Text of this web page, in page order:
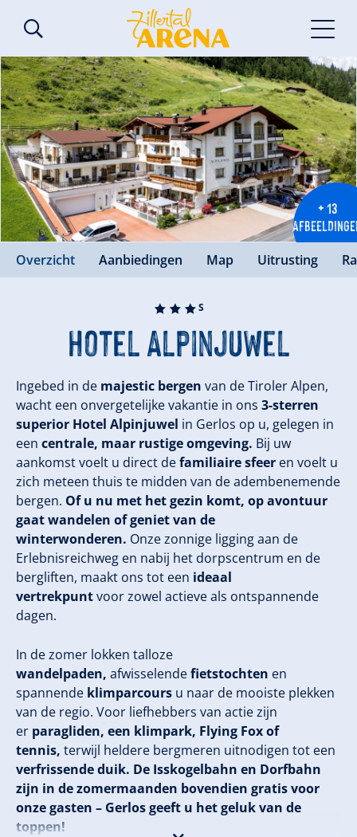
+ 13
Overzicht Aanbiedingen Map Uitrusting
🞙 🞙 🞙S
Hotel Alpinjuwel
Ingebed in de majestic bergen van de Tiroler Alpen,
wacht een onvergetelijke vakantie in ons 3-sterren
superior Hotel Alpinjuwel in Gerlos op u, gelegen in
een centrale, maar rustige omgeving. Bij uw
aankomst voelt u direct defamiliaire sfeer en voelt u
zich meteen thuis te midden van de adembenemende
bergen. Of u nu met het gezin komt, op avontuur
gaat wandelen of geniet van de
winterwonderen. Onze zonnige ligging aan de
Erlebnisreichweg en nabij het dorpscentrum en de
bergliften, maakt ons tot een ideaal
vertrekpuntvoor zowel actieve als ontspannende
dagen.
In de zomer lokken talloze
wandelpaden, afwisselendefietstochten en
spannende klimparcours u naar de mooiste plekken
van de regio. Voor liefhebbers van actie zijn
er paragliden, een klimpark, Flying Fox of
tennis, terwijl heldere bergmeren uitnodigen tot een
verfrissende duik. De Isskogelbahn en Dorfbahn
zijn in de zomermaanden bovendien gratis voor
onze gasten – Gerlos geeft u het geluk van de
toppen!